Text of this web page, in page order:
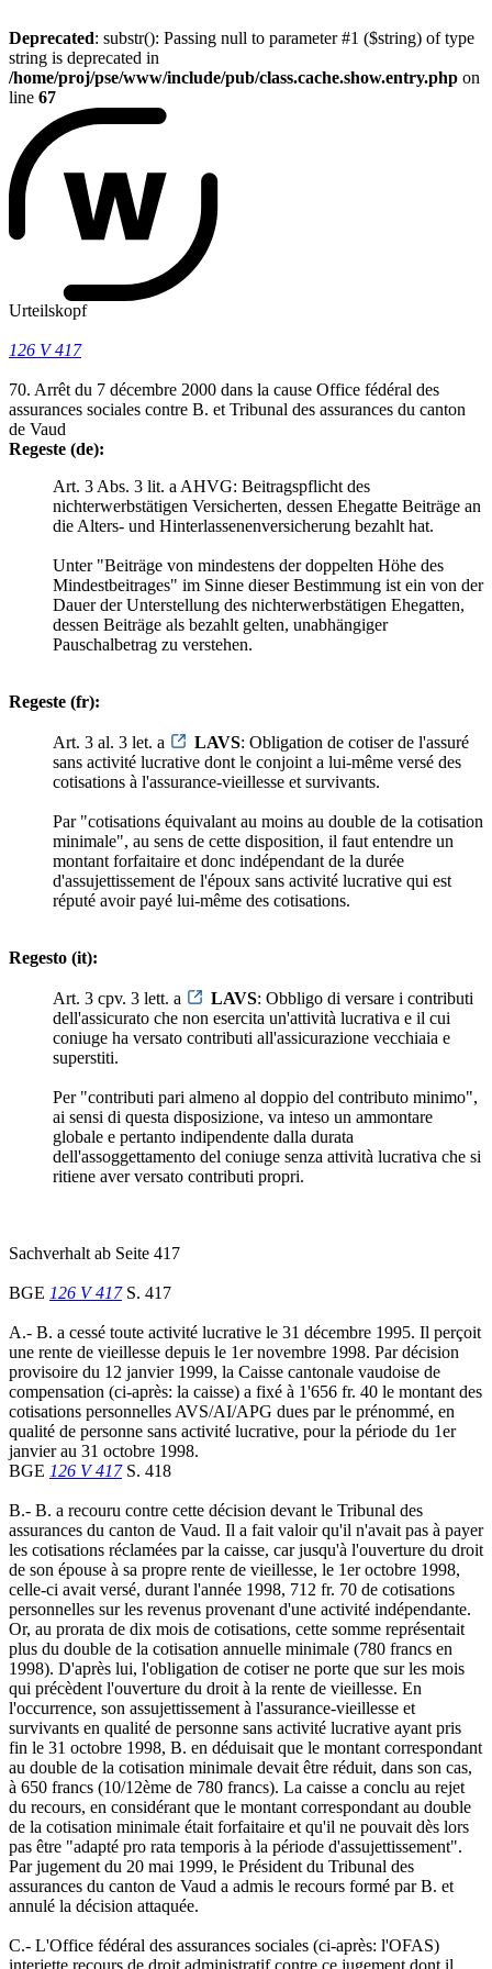
Deprecated: substr(): Passing null to parameter #1 ($string) of type
string is deprecated in
/home/proj/pse/www/include/pub/class.cache.show.entry.php on
line 67
Urteilskopf
126 V 417
70. Arrêt du 7 décembre 2000 dans la cause Office fédéral des
assurances sociales contre B. et Tribunal des assurances du canton
de Vaud
Regeste (de):
Art. 3 Abs. 3 lit. a AHVG: Beitragspflicht des
nichterwerbstätigen Versicherten, dessen Ehegatte Beiträge an
die Alters- und Hinterlassenenversicherung bezahlt hat.
Unter "Beiträge von mindestens der doppelten Höhe des
Mindestbeitrages" im Sinne dieser Bestimmung ist ein von der
Dauer der Unterstellung des nichterwerbstätigen Ehegatten,
dessen Beiträge als bezahlt gelten, unabhängiger
Pauschalbetrag zu verstehen.
Regeste (fr):
Art. 3 al. 3 let. a LAVS: Obligation de cotiser de l'assuré
sans activité lucrative dont le conjoint a lui-même versé des
cotisations à l'assurance-vieillesse et survivants.
Par "cotisations équivalant au moins au double de la cotisation
minimale", au sens de cette disposition, il faut entendre un
montant forfaitaire et donc indépendant de la durée
d'assujettissement de l'époux sans activité lucrative qui est
réputé avoir payé lui-même des cotisations.
Regesto (it):
Art. 3 cpv. 3 lett. a LAVS: Obbligo di versare i contributi
dell'assicurato che non esercita un'attività lucrativa e il cui
coniuge ha versato contributi all'assicurazione vecchiaia e
superstiti.
Per "contributi pari almeno al doppio del contributo minimo",
ai sensi di questa disposizione, va inteso un ammontare
globale e pertanto indipendente dalla durata
dell'assoggettamento del coniuge senza attività lucrativa che si
ritiene aver versato contributi propri.
Sachverhalt ab Seite 417
BGE 126 V 417S. 417
A.- B. a cessé toute activité lucrative le 31 décembre 1995. Il perçoit
une rente de vieillesse depuis le 1er novembre 1998. Par décision
provisoire du 12 janvier 1999, la Caisse cantonale vaudoise de
compensation (ci-après: la caisse) a fixé à 1'656 fr. 40 le montant des
cotisations personnelles AVS/AI/APG dues par le prénommé, en
qualité de personne sans activité lucrative, pour la période du 1er
janvier au 31 octobre 1998.
BGE 126 V 417S. 418
B.- B. a recouru contre cette décision devant le Tribunal des
assurances du canton de Vaud. Il a fait valoir qu'il n'avait pas à payer
les cotisations réclamées par la caisse, car jusqu'à l'ouverture du droit
de son épouse à sa propre rente de vieillesse, le 1er octobre 1998,
celle-ci avait versé, durant l'année 1998, 712 fr. 70 de cotisations
personnelles sur les revenus provenant d'une activité indépendante.
Or, au prorata de dix mois de cotisations, cette somme représentait
plus du double de la cotisation annuelle minimale (780 francs en
1998). D'après lui, l'obligation de cotiser ne porte que sur les mois
qui précèdent l'ouverture du droit à la rente de vieillesse. En
l'occurrence, son assujettissement à l'assurance-vieillesse et
survivants en qualité de personne sans activité lucrative ayant pris
fin le 31 octobre 1998, B. en déduisait que le montant correspondant
au double de la cotisation minimale devait être réduit, dans son cas,
à 650 francs (10/12ème de 780 francs). La caisse a conclu au rejet
du recours, en considérant que le montant correspondant au double
de la cotisation minimale était forfaitaire et qu'il ne pouvait dès lors
pas être "adapté pro rata temporis à la période d'assujettissement".
Par jugement du 20 mai 1999, le Président du Tribunal des
assurances du canton de Vaud a admis le recours formé par B. et
annulé la décision attaquée.
C.- L'Office fédéral des assurances sociales (ci-après: l'OFAS)
interjette recours de droit administratif contre ce jugement dont il